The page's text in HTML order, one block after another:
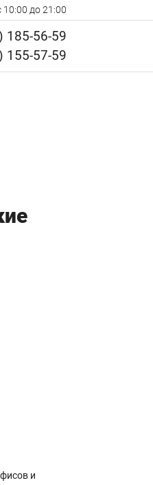
до 21:00
185-56-59
155-57-59
и